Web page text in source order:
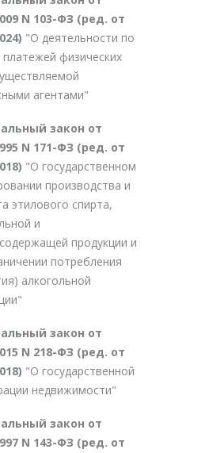
N 103-ФЗ (ред. от
"О деятельности по
платежей физических
агентами"
закон от
N 171-ФЗ (ред. от
"О государственном
производства и
этилового спирта,
и
продукции и
потребления
алкогольной
закон от
N 218-ФЗ (ред. от
"О государственной
недвижимости"
закон от
N 143-ФЗ (ред. от